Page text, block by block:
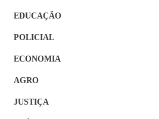
EDUCAÇÃO
POLICIAL
ECONOMIA
AGRO
JUSTIÇA